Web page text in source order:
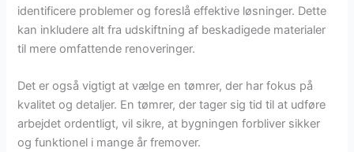
identificere problemer og foreslå effektive løsninger. Dette
kan inkludere alt fra udskiftning af beskadigede materialer
til mere omfattende renoveringer.
Det er også vigtigt at vælge en tømrer, der har fokus på
kvalitet og detaljer. En tømrer, der tager sig tid til at udføre
arbejdet ordentligt, vil sikre, at bygningen forbliver sikker
og funktionel i mange år fremover.